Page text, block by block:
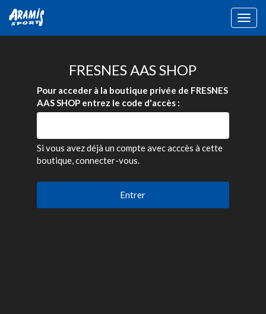
FRESNES AAS SHOP
Pour acceder à la boutique privée de FRESNES
AAS SHOP entrez le code d'accès :
Si vous avez déjà un compte avec acccès à cette
boutique, connecter-vous.